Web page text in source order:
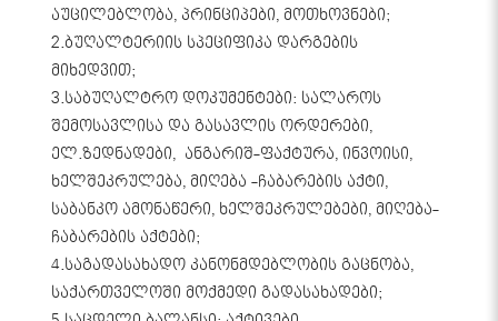
აუცილებლობა, პრინციპები, მოთხოვნები;
2.ბუღალტერიის სპეციფიკა დარგების
მიხედვით;
3.საბუღალტრო დოკუმენტები: სალაროს
შემოსავლისა და გასავლის ორდერები,
ელ.ზედნადები, ანგარიშ-ფაქტურა, ინვოისი,
ხელშეკრულება, მიღება -ჩაბარების აქტი,
საბანკო ამონაწერი, ხელშეკრულებები, მიღება-
ჩაბარების აქტები;
4.საგადასახადო კანონმდებლობის გაცნობა,
საქართველოში მოქმედი გადასახადები;